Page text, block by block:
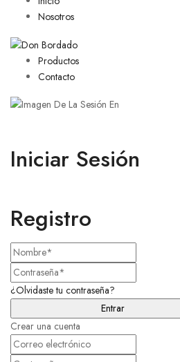
Nosotros
Productos
Contacto
Iniciar Sesión
Registro
¿Olvidaste tu contraseña?
Crear una cuenta